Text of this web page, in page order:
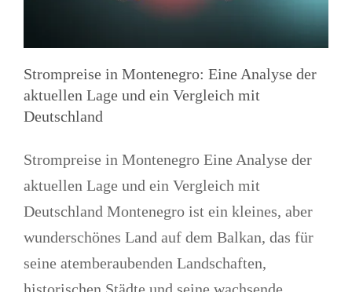
Strompreise in Montenegro: Eine Analyse der
aktuellen Lage und ein Vergleich mit
Deutschland
Strompreise in Montenegro Eine Analyse der
aktuellen Lage und ein Vergleich mit
Deutschland Montenegro ist ein kleines, aber
wunderschönes Land auf dem Balkan, das für
seine atemberaubenden Landschaften,